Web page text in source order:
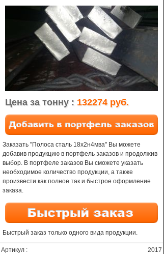
Цена за тонну : 132274 руб.
Заказать "Полоса сталь 18х2н4мва" Вы можете
добавив продукцию в портфель заказов и продолжив
выбор. В портфеле заказов Вы сможете указать
необходимое количество продукции, а также
произвести как полное так и быстрое оформление
заказа.
Быстрый заказ только одного вида продукции.
Артикул :
2017